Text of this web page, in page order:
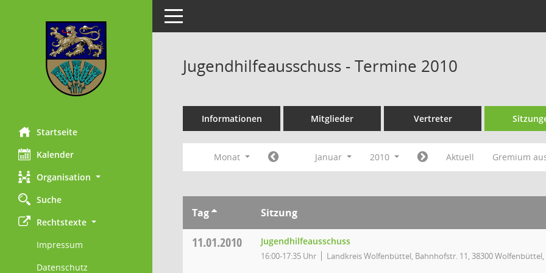
Startseite
Kalender
Organisation
Suche
Rechtstexte
Impressum
Datenschutz
Toggle navigation
Jugendhilfeausschuss - Termine 2010
Informationen Mitglieder Vertreter
Monat Januar 2010 Aktuell Gremium
Tag Sitzung
11.01.2010 Jugendhilfeausschuss
16:00-17:35 Uhr Landkreis Wolfenbüttel, Bahnhofstr. 11, 38300 Wolfenbüttel,